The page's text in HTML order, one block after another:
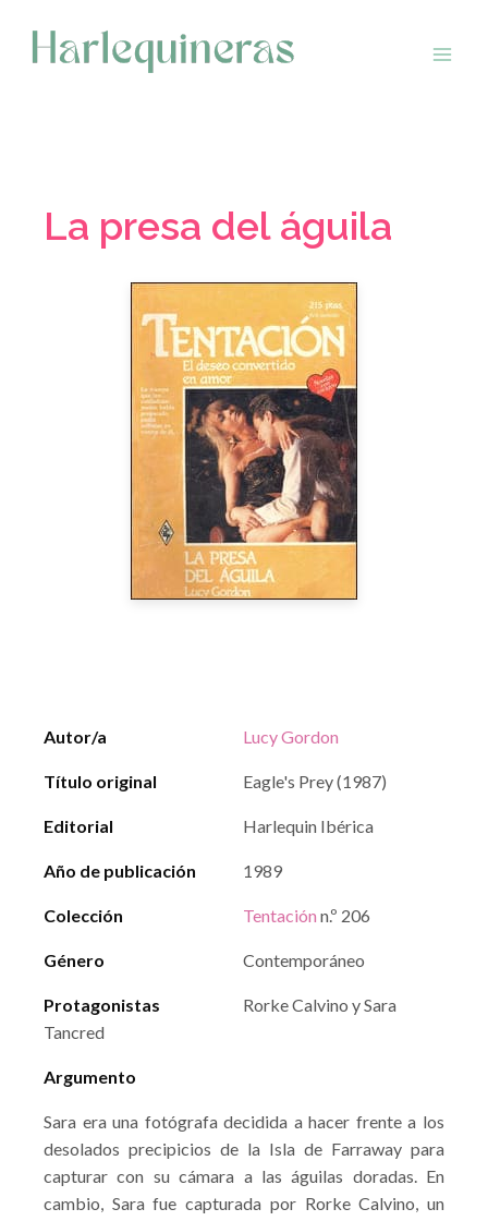
contenido
La presa del águila
Autor/a Lucy Gordon
Título original Eagle's Prey (1987)
Editorial Harlequin Ibérica
Año de publicación 1989
Colección Tentación n.º 206
Género Contemporáneo
Protagonistas
Rorke Calvino y Sara
Tancred
Argumento
Sara era una fotógrafa decidida a hacer frente a los
desolados precipicios de la Isla de Farraway para
capturar con su cámara a las águilas doradas. En
cambio, Sara fue capturada por Rorke Calvino, un